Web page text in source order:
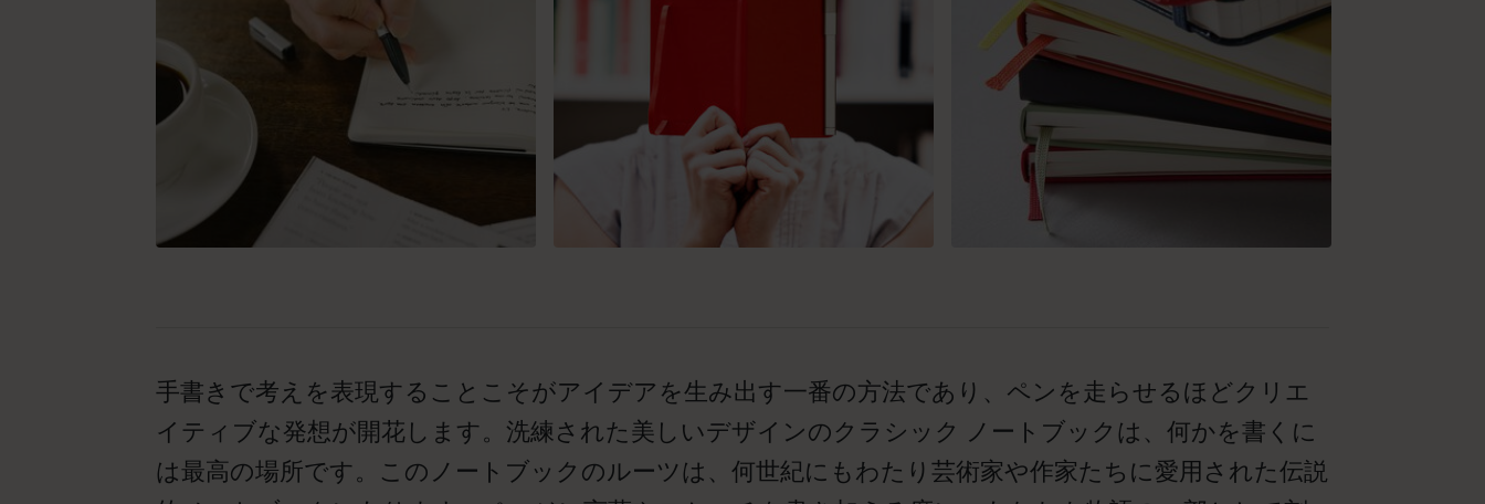
手書きで考えを表現することこそがアイデアを生み出す一番の方法であり、ペンを走らせるほどクリエ
イティブな発想が開花します。洗練された美しいデザインのクラシック ノートブックは、何かを書くに
は最高の場所です。このノートブックのルーツは、何世紀にもわたり芸術家や作家たちに愛用された伝説